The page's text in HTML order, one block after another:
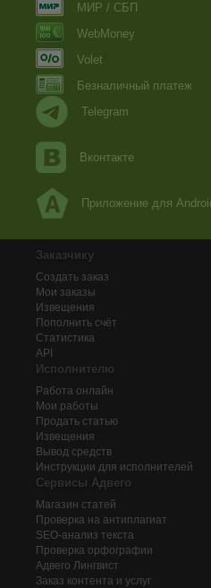
МИР / СБП
WebMoney
Volet
Безналичный платеж
Telegram
Вконтакте
Приложение для
Заказчику
Создать заказ
Мои заказы
Извещения
Пополнить счёт
Статистика
API
Исполнителю
Работа онлайн
Мои работы
Продать статью
Извещения
Вывод средств
Инструкции для исполнителей
Сервисы Адвего
Магазин статей
Проверка на антиплагиат
SEO-анализ текста
Проверка орфографии
Адвего Лингвист
Заказ контента и услуг